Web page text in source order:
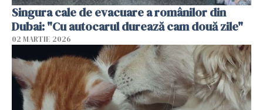
Singura cale de evacuare a românilor din
Dubai: "Cu autocarul durează cam două zile"
02 MARTIE 2026